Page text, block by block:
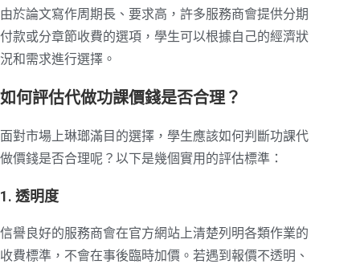
由於論文寫作周期長、要求高，許多服務商會提供分期
付款或分章節收費的選項，學生可以根據自己的經濟狀
況和需求進行選擇。
如何評估代做功課價錢是否合理？
面對市場上琳瑯滿目的選擇，學生應該如何判斷功課代
做價錢是否合理呢？以下是幾個實用的評估標準：
1. 透明度
信譽良好的服務商會在官方網站上清楚列明各類作業的
收費標準，不會在事後臨時加價。若遇到報價不透明、